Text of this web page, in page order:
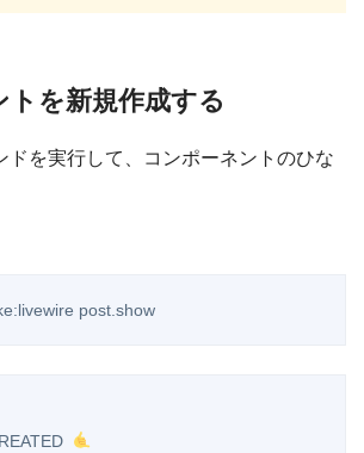
トを新規作成する
ドを実行して、コンポーネントのひな
post.show